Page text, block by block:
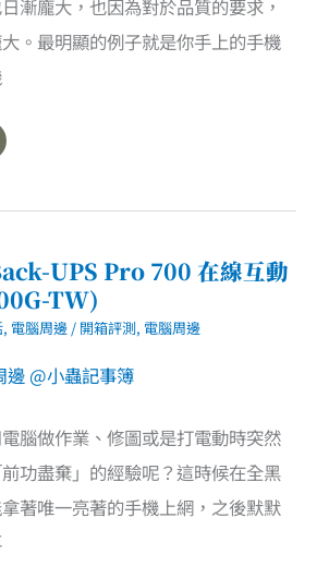
漸龐大，也因為對於品質的要求，
。最明顯的例子就是你手上的手機
UPS Pro 700 在線互動
TW)
, 電腦周邊 / 開箱評測, 電腦周邊
腦做作業、修圖或是打電動時突然
功盡棄」的經驗呢？這時候在全黑
著唯一亮著的手機上網，之後默默